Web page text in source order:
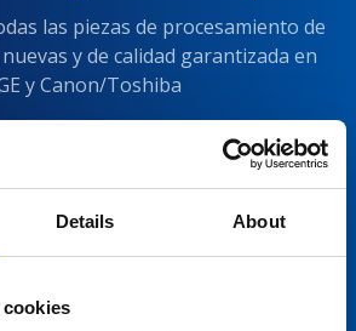
Details About
las piezas de procesamiento de
y de calidad garantizada en
y Canon/Toshiba